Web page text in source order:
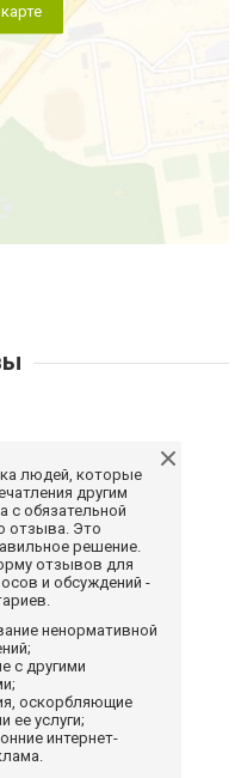
людей, которые
другим
с обязательной
отзыва. Это
решение.
отзывов для
и обсуждений -
ненормативной
с другими
оскорбляющие
ее услуги;
интернет-